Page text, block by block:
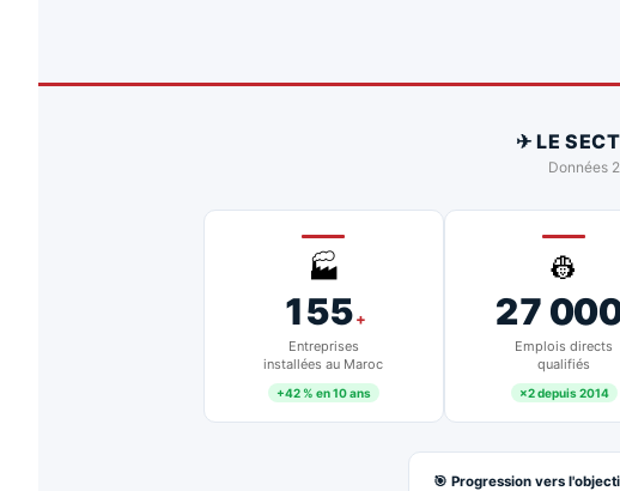
✈ LE
Données
🏭
155+
Entreprises
installées au Maroc
+42 % en 10 ans
👷
27
Emplois directs
qualifiés
×2 depuis 2014
🎯 Progression vers